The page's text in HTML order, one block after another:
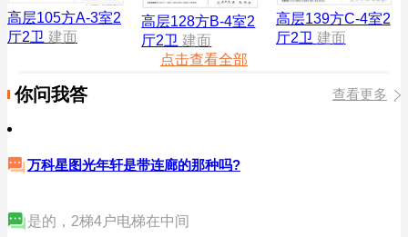
高层105方A-3室2
厅2卫 建面
高层128方B-4室2
厅2卫 建面
高层139方C-4室2
厅2卫 建面
点击查看全部
你问我答 查看更多
万科星图光年轩是带连廊的那种吗?
是的，2梯4户电梯在中间